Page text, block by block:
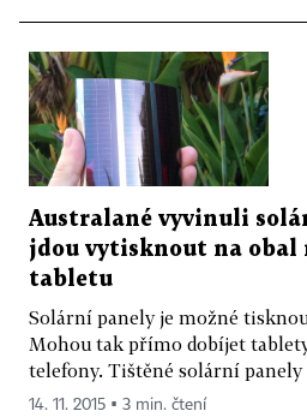
Australané vyvinuli
jdou vytisknout na obal
tabletu
Solární panely je možné
Mohou tak přímo dobíjet
telefony. Tištěné solární panely
14. 11. 2015 ▪ 3 min. čtení